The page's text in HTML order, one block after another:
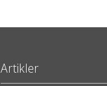
Artikler